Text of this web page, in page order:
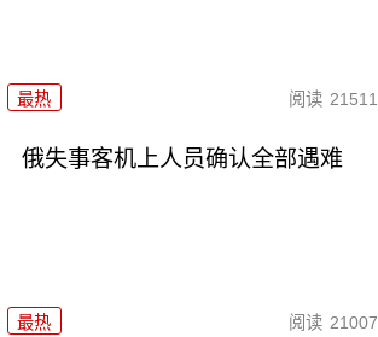
最热 阅读 21511
俄失事客机上人员确认全部遇难
最热 阅读 21007